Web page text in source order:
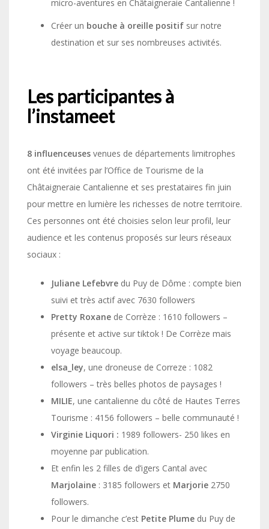
micro-aventures en Châtaigneraie Cantalienne !
Créer un bouche à oreille positif sur notre
destination et sur ses nombreuses activités.
Les participantes à
l’instameet
8 influenceuses venues de départements limitrophes
ont été invitées par l’Office de Tourisme de la
Châtaigneraie Cantalienne et ses prestataires fin juin
pour mettre en lumière les richesses de notre territoire.
Ces personnes ont été choisies selon leur profil, leur
audience et les contenus proposés sur leurs réseaux
sociaux :
Juliane Lefebvre du Puy de Dôme : compte bien
suivi et très actif avec 7630 followers
Pretty Roxane de Corrèze : 1610 followers –
présente et active sur tiktok ! De Corrèze mais
voyage beaucoup.
elsa_ley, une droneuse de Correze : 1082
followers – très belles photos de paysages !
MILIE, une cantalienne du côté de Hautes Terres
Tourisme : 4156 followers – belle communauté !
Virginie Liquori : 1989 followers- 250 likes en
moyenne par publication.
Et enfin les 2 filles de d’igers Cantal avec
Marjolaine : 3185 followers et Marjorie 2750
followers.
Pour le dimanche c’est Petite Plume du Puy de